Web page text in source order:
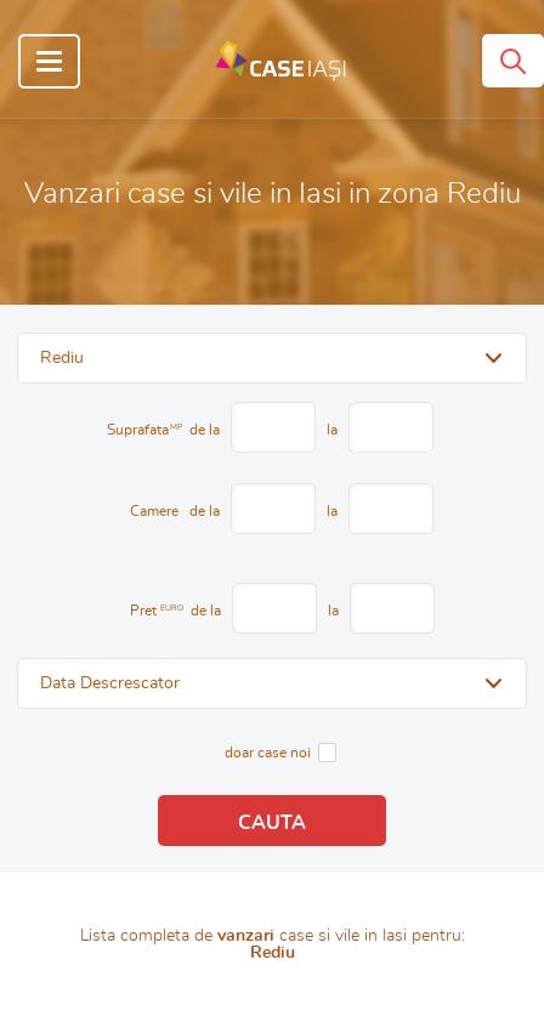
Vanzari case si vile in Iasi in zona Rediu
Rediu
Suprafata MP de la la
Camere de la la
Pret EURO de la la
Data Descrescator
doar case noi
Lista completa de vanzari case si vile in Iasi pentru:
Rediu